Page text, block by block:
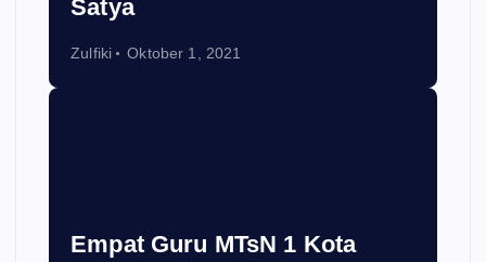
Satya
Zulfiki Oktober 1, 2021
Empat Guru MTsN 1 Kota